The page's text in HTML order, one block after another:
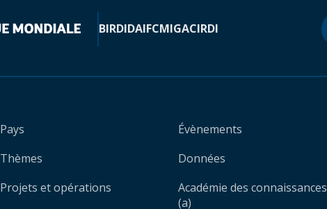
BIRDIDAIFCMIGACIRDI
Pays
Thèmes
Projets et opérations
Évènements
Données
Académie des connaissances
(a)